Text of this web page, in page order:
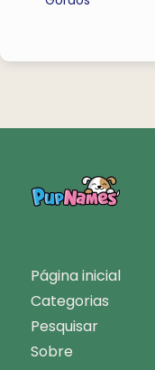
Página inicial
Categorias
Pesquisar
Sobre